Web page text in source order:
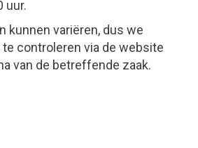
uur.
kunnen variëren, dus we
te controleren via de website
van de betreffende zaak.